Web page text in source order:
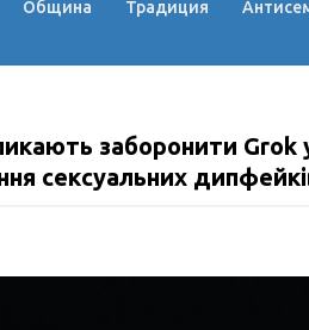
Община Традиция
заборонити Grok
сексуальних